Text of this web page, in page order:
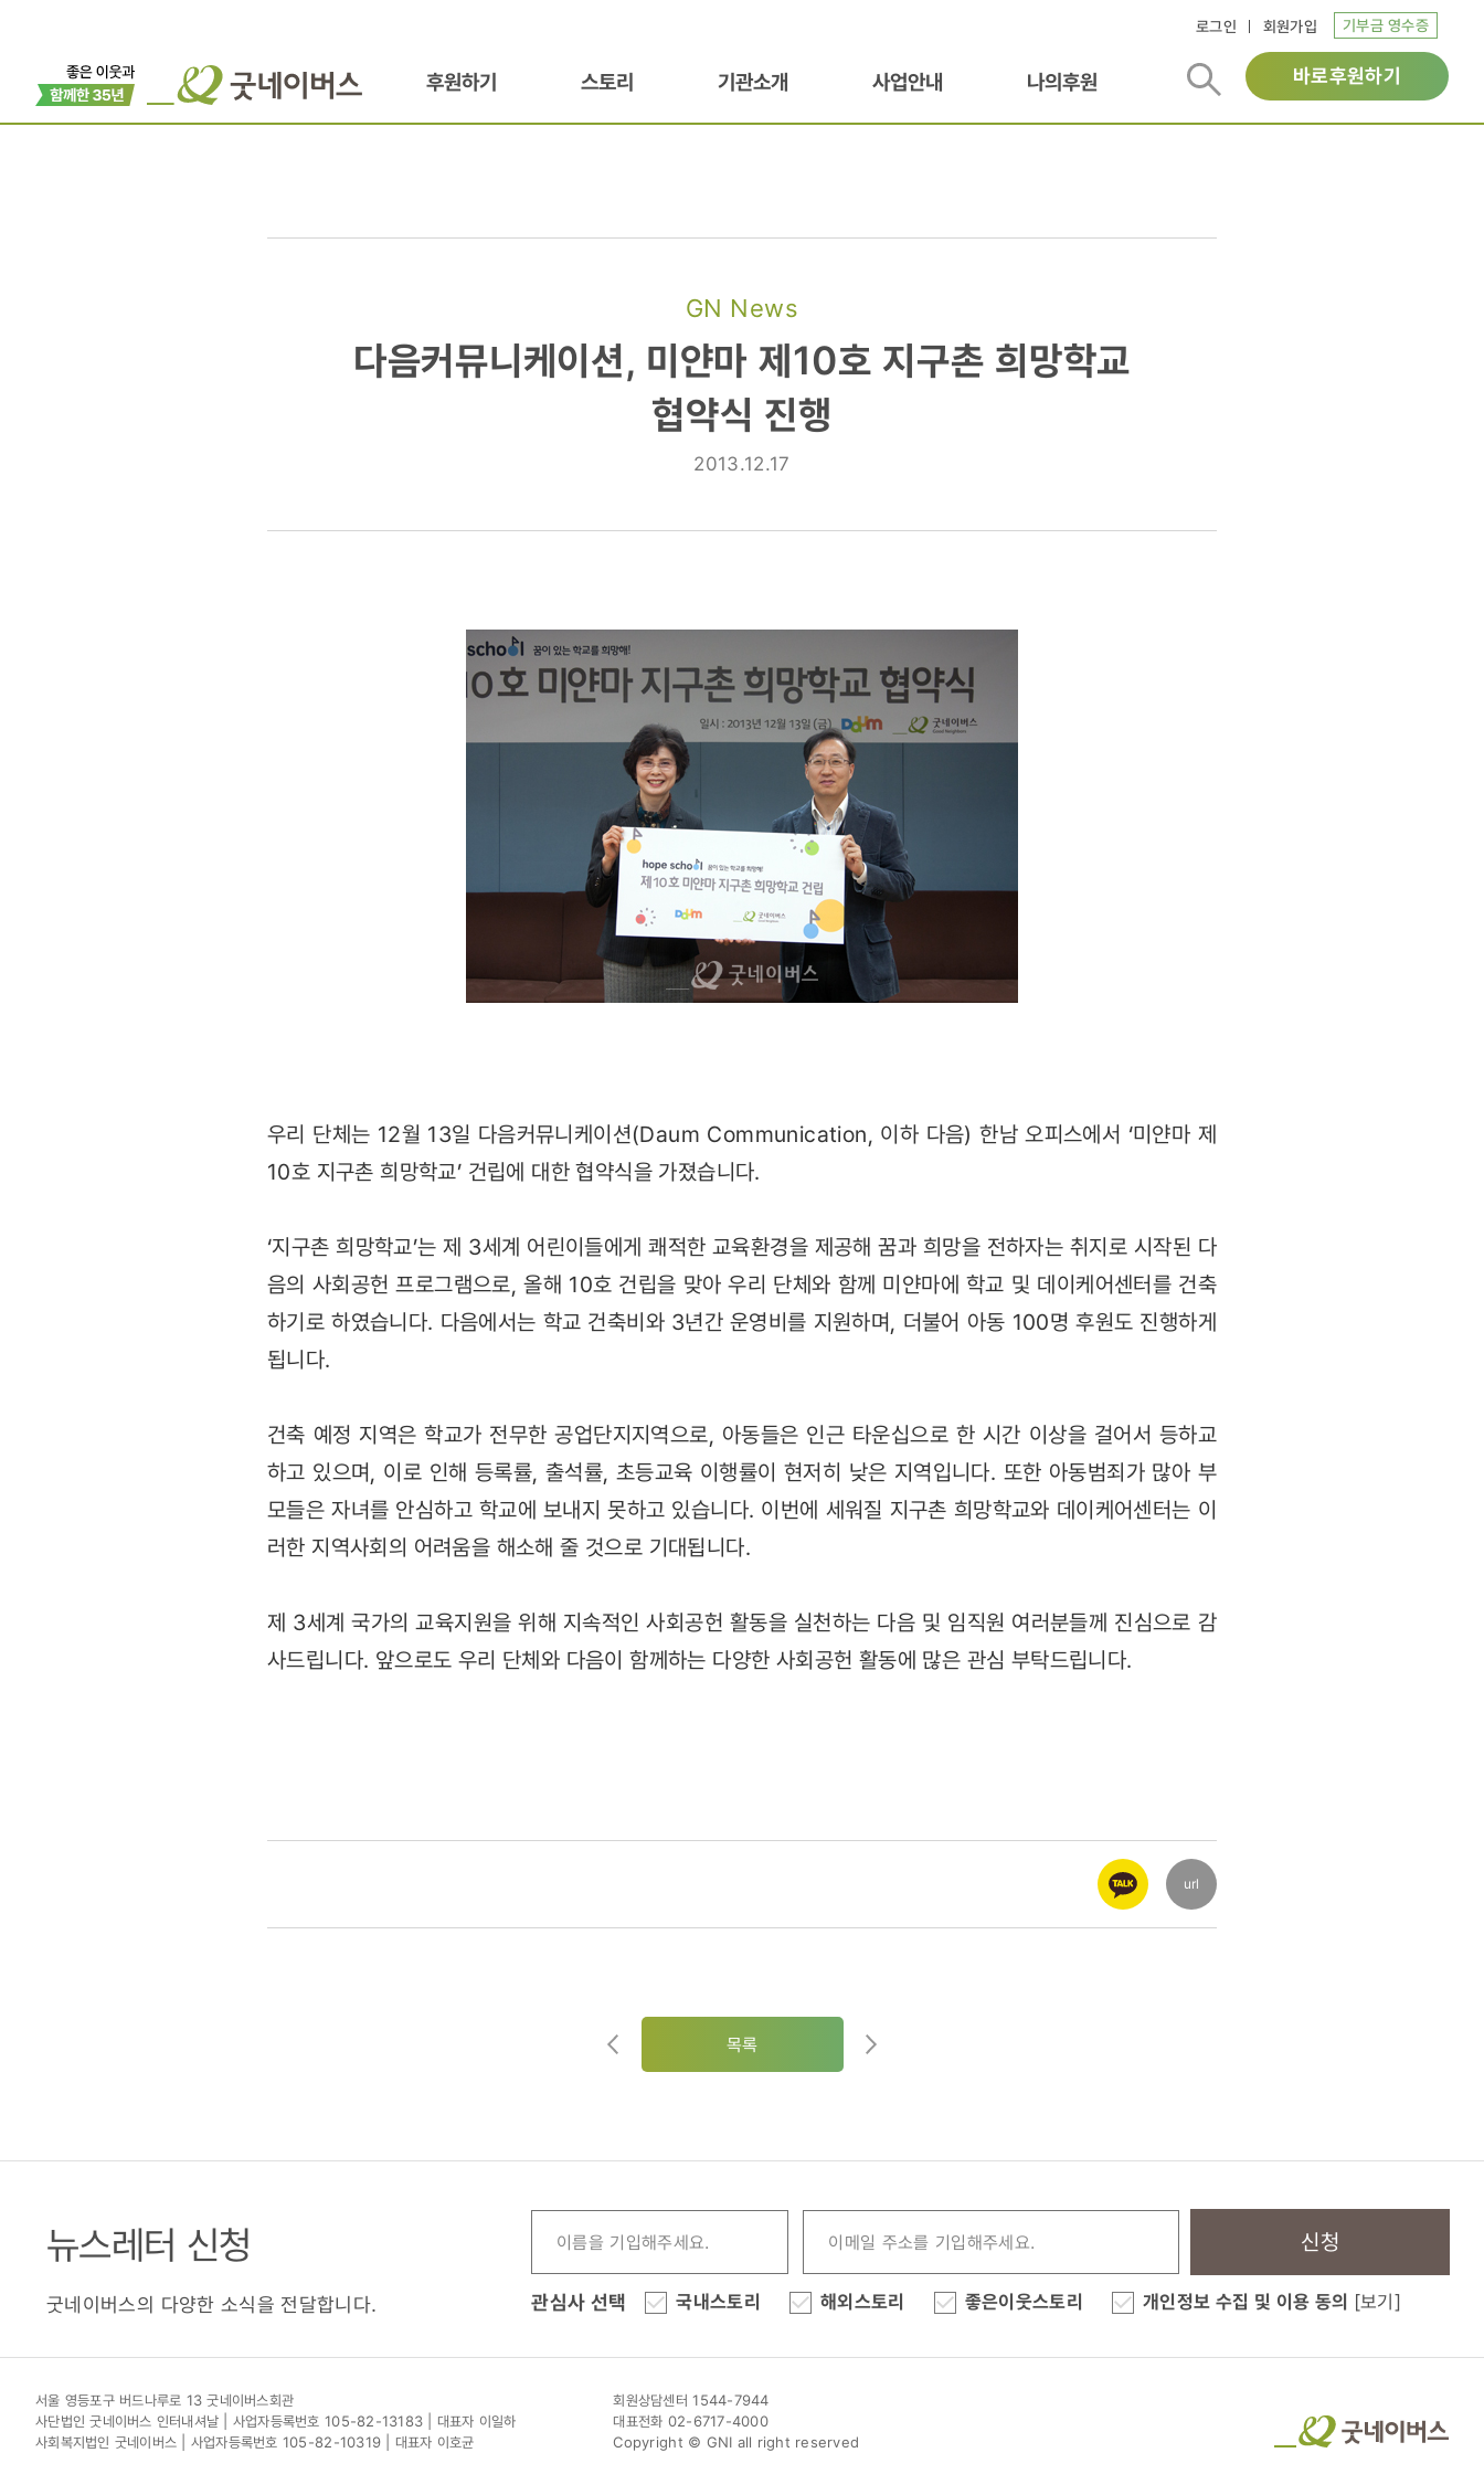
로그인 회원가입 기부금 영수증
후원하기 스토리 기관소개 사업안내 나의후원 바로후원하기
GN News
다음커뮤니케이션,
지구촌
다음커뮤니케이션, 미얀마 제10호 지구촌 희망학교
협약식 진행
2013.12.17
우리 단체는 12월 13일 다음커뮤니케이션(Daum Communication, 이하 다음) 한남 오피스에서 ‘미얀마 제
10호 지구촌 희망학교’ 건립에 대한 협약식을 가졌습니다.
‘지구촌 희망학교’는 제 3세계 어린이들에게 쾌적한 교육환경을 제공해 꿈과 희망을 전하자는 취지로 시작된 다
음의 사회공헌 프로그램으로, 올해 10호 건립을 맞아 우리 단체와 함께 미얀마에 학교 및 데이케어센터를 건축
하기로 하였습니다. 다음에서는 학교 건축비와 3년간 운영비를 지원하며, 더불어 아동 100명 후원도 진행하게
됩니다.
건축 예정 지역은 학교가 전무한 공업단지지역으로, 아동들은 인근 타운십으로 한 시간 이상을 걸어서 등하교
하고 있으며, 이로 인해 등록률, 출석률, 초등교육 이행률이 현저히 낮은 지역입니다. 또한 아동범죄가 많아 부
모들은 자녀를 안심하고 학교에 보내지 못하고 있습니다. 이번에 세워질 지구촌 희망학교와 데이케어센터는 이
러한 지역사회의 어려움을 해소해 줄 것으로 기대됩니다.
제 3세계 국가의 교육지원을 위해 지속적인 사회공헌 활동을 실천하는 다음 및 임직원 여러분들께 진심으로 감
사드립니다. 앞으로도 우리 단체와 다음이 함께하는 다양한 사회공헌 활동에 많은 관심 부탁드립니다.
url
목록
뉴스레터 신청
굿네이버스의 다양한 소식을 전달합니다.
신청
관심사 선택 국내스토리 해외스토리 좋은이웃스토리 개인정보 수집 및 이용 동의 [보기]
서울 영등포구 버드나루로 13 굿네이버스회관
사단법인 굿네이버스 인터내셔날 | 사업자등록번호 105-82-13183 | 대표자 이일하
사회복지법인 굿네이버스 | 사업자등록번호 105-82-10319 | 대표자 이호균
회원상담센터 1544-7944
대표전화 02-6717-4000
Copyright © GNI all right reserved